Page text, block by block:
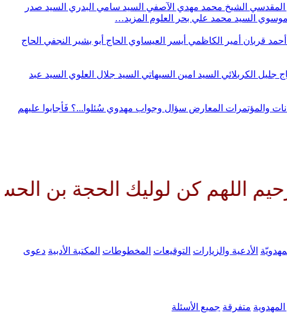
المقدسي الشيخ محمد مهدي الآصفي السيد سامي البدري السيد صدر
السيد محمد علي بحر العلوم المزيد…
أحمد قربان أمير الكاظمي أيسر العيساوي الحاج أبو بشير النجفي الحاج
جليل الكربلائي السيد امين السيهاتي السيد جلال العلوي السيد عبد
والمؤتمرات المعارض سؤال وجواب مهدوي سُئلوا...؟ فَأجابوا عليهم
كن لوليك الحجة بن الحسن
الأدعية والزيارات التوقيعات المخطوطات المكتبة الأدبية دعوى
متفرقة جميع الأسئلة